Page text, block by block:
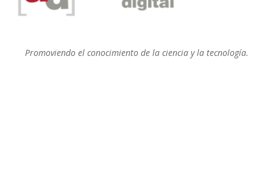
Promoviendo el conocimiento de la ciencia y la tecnología.